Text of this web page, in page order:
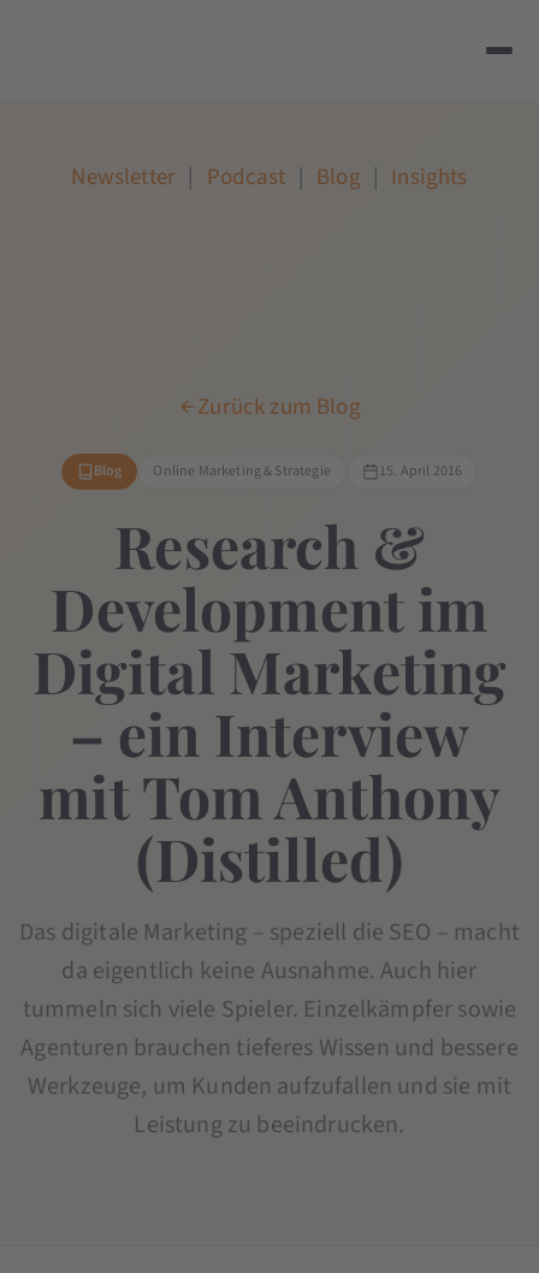
Newsletter | Podcast | Blog | Insights
Zurück zum Blog
Blog Online Marketing & Strategie 15. April 2016
Research &
Development im
Digital Marketing
– ein Interview
mit Tom Anthony
(Distilled)
Das digitale Marketing – speziell die SEO – macht
da eigentlich keine Ausnahme. Auch hier
tummeln sich viele Spieler. Einzelkämpfer sowie
Agenturen brauchen tieferes Wissen und bessere
Werkzeuge, um Kunden aufzufallen und sie mit
Leistung zu beeindrucken.